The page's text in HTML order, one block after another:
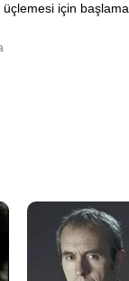
için başlama